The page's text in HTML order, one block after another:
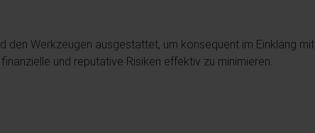
den Werkzeugen ausgestattet, um konsequent im Einklang mit
und reputative Risiken effektiv zu minimieren.